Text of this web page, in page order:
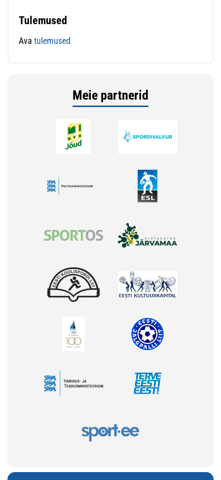
Tulemused
Ava tulemused
Meie partnerid